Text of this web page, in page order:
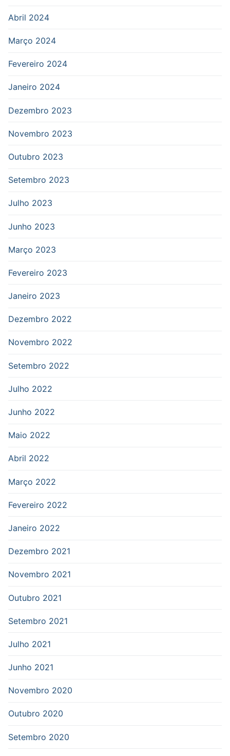
Abril 2024
Março 2024
Fevereiro 2024
Janeiro 2024
Dezembro 2023
Novembro 2023
Outubro 2023
Setembro 2023
Julho 2023
Junho 2023
Março 2023
Fevereiro 2023
Janeiro 2023
Dezembro 2022
Novembro 2022
Setembro 2022
Julho 2022
Junho 2022
Maio 2022
Abril 2022
Março 2022
Fevereiro 2022
Janeiro 2022
Dezembro 2021
Novembro 2021
Outubro 2021
Setembro 2021
Julho 2021
Junho 2021
Novembro 2020
Outubro 2020
Setembro 2020